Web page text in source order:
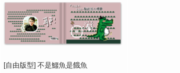
[自由版型] 不是鱷魚是餓魚